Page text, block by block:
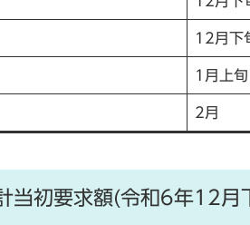
12月下
1月上旬
2月
当初要求額(令和6年12月